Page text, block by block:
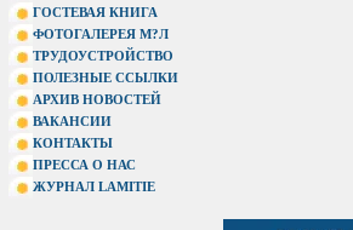
ГОСТЕВАЯ КНИГА
ФОТОГАЛЕРЕЯ М?Л
ТРУДОУСТРОЙСТВО
ПОЛЕЗНЫЕ ССЫЛКИ
АРХИВ НОВОСТЕЙ
ВАКАНСИИ
КОНТАКТЫ
ПРЕССА О НАС
ЖУРНАЛ LAMITIE